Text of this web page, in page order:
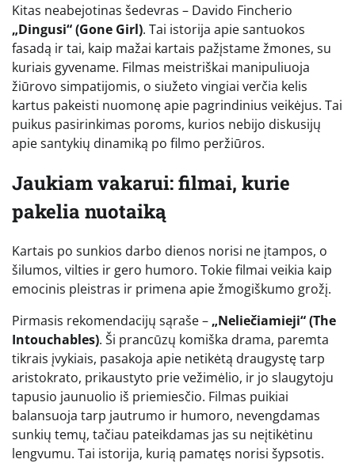
Kitas neabejotinas šedevras – Davido Fincherio
„Dingusi“ (Gone Girl). Tai istorija apie santuokos
fasadą ir tai, kaip mažai kartais pažįstame žmones, su
kuriais gyvename. Filmas meistriškai manipuliuoja
žiūrovo simpatijomis, o siužeto vingiai verčia kelis
kartus pakeisti nuomonę apie pagrindinius veikėjus. Tai
puikus pasirinkimas poroms, kurios nebijo diskusijų
apie santykių dinamiką po filmo peržiūros.
Jaukiam vakarui: filmai, kurie
pakelia nuotaiką
Kartais po sunkios darbo dienos norisi ne įtampos, o
šilumos, vilties ir gero humoro. Tokie filmai veikia kaip
emocinis pleistras ir primena apie žmogiškumo grožį.
Pirmasis rekomendacijų sąraše – „Neliečiamieji“ (The
Intouchables). Ši prancūzų komiška drama, paremta
tikrais įvykiais, pasakoja apie netikėtą draugystę tarp
aristokrato, prikaustyto prie vežimėlio, ir jo slaugytoju
tapusio jaunuolio iš priemiesčio. Filmas puikiai
balansuoja tarp jautrumo ir humoro, nevengdamas
sunkių temų, tačiau pateikdamas jas su neįtikėtinu
lengvumu. Tai istorija, kurią pamatęs norisi šypsotis.